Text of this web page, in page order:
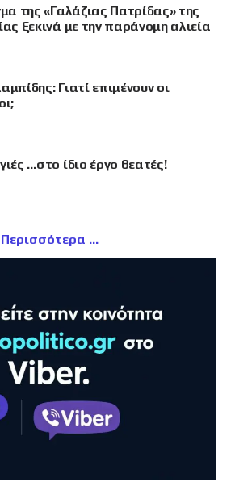
της «Γαλάζιας Πατρίδας» της
ξεκινά με την παράνομη αλιεία
Γιατί επιμένουν οι
…στο ίδιο έργο θεατές!
Περισσότερα